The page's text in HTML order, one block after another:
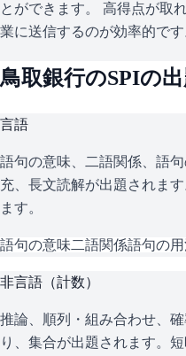
とができます。 高得点が取
業に送信するのが効率的です
鳥取銀行のSPIの
言語
語句の意味、二語関係、語
充、長文読解が出題されま
ます。
語句の意味二語関係語句の
非言語（計数）
推論、順列・組み合わせ、
り、集合が出題されます。